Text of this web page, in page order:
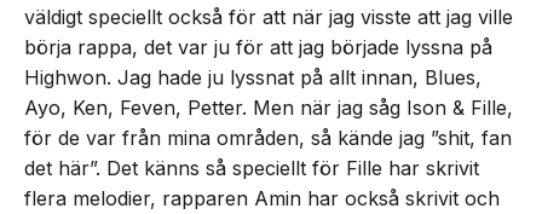
väldigt speciellt också för att när jag visste att jag ville
börja rappa, det var ju för att jag började lyssna på
Highwon. Jag hade ju lyssnat på allt innan, Blues,
Ayo, Ken, Feven, Petter. Men när jag såg Ison & Fille,
för de var från mina områden, så kände jag ”shit, fan
det här”. Det känns så speciellt för Fille har skrivit
flera melodier, rapparen Amin har också skrivit och